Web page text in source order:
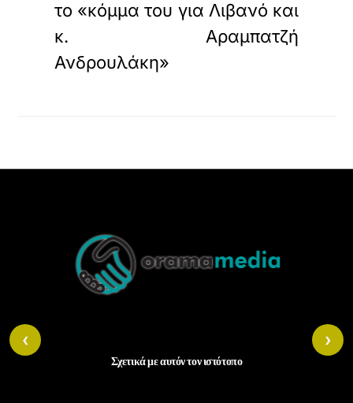
το «κόμμα του
κ.
Ανδρουλάκη»
για Λιβανό και
Αραμπατζή
Top
Σχετικά με αυτόν τον ιστότοπο
‹ ›